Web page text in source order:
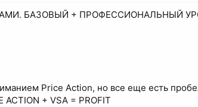
БАЗОВЫЙ + ПРОФЕССИОНАЛЬНЫЙ
Price Action, но все еще есть
+ VSA = PROFIT